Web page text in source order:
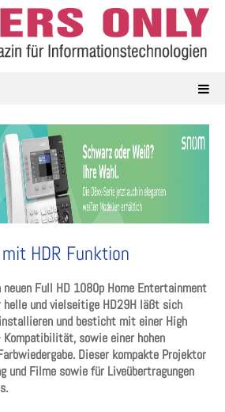
HDR Funktion
Full HD 1080p Home Entertainment
helle und vielseitige HD29H läßt sich
und besticht mit einer High
Kompatibilität, sowie einer hohen
Dieser kompakte Projektor
und Filme sowie für Liveübertragungen